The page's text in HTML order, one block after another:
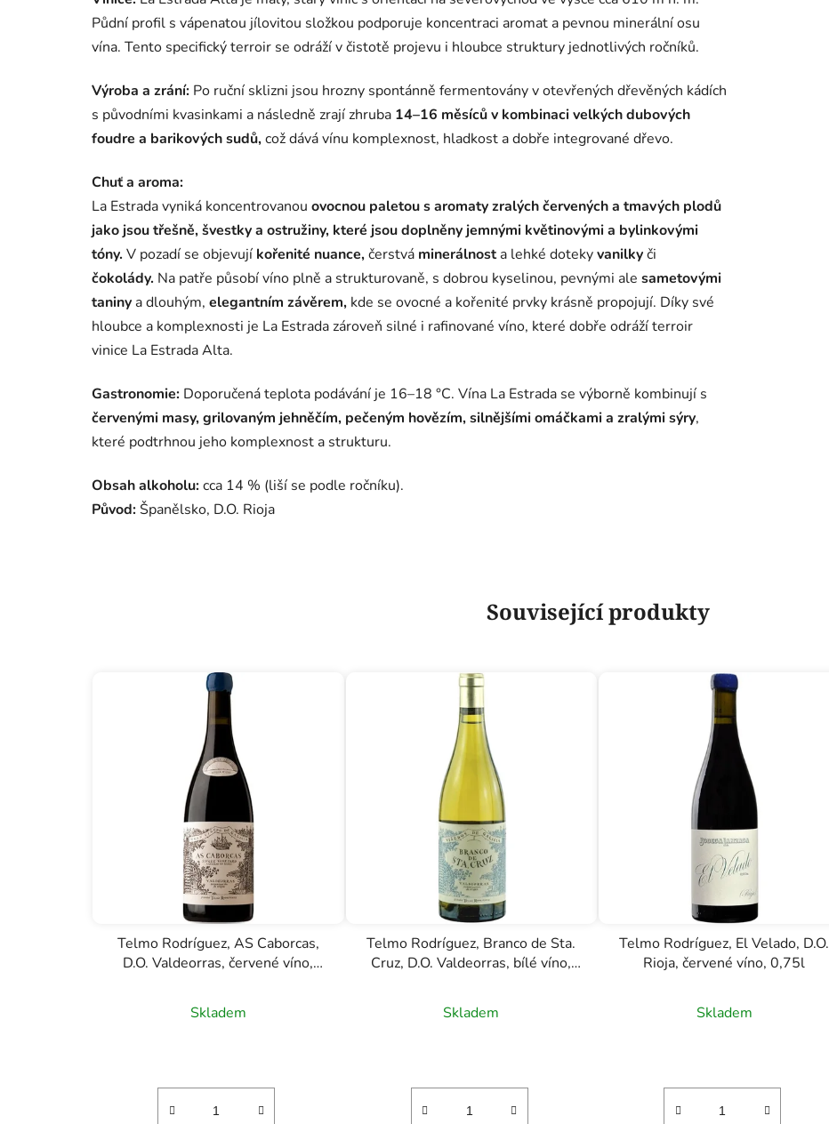
Půdní profil s vápenatou jílovitou složkou podporuje koncentraci aromat a pevnou minerální osu
vína. Tento specifický terroir se odráží v čistotě projevu i hloubce struktury jednotlivých ročníků.
Výroba a zrání: Po ruční sklizni jsou hrozny spontánně fermentovány v otevřených dřevěných kádích
s původními kvasinkami a následně zrají zhruba 14–16 měsíců v kombinaci velkých dubových
foudre a barikových sudů,což dává vínu komplexnost, hladkost a dobře integrované dřevo.
Chuť a aroma:
La Estrada vyniká koncentrovanou ovocnou paletou s aromaty zralých červených a tmavých plodů
jako jsou třešně, švestky a ostružiny, které jsou doplněny jemnými květinovými a bylinkovými
tóny. V pozadí se objevují kořenité nuance,čerstvá minerálnosta lehké dotekyvanilkyči
čokolády. Na patře působí víno plně a strukturovaně, s dobrou kyselinou, pevnými ale sametovými
taniny a dlouhým, elegantním závěrem, kde se ovocné a kořenité prvky krásně propojují. Díky své
hloubce a komplexnosti je La Estrada zároveň silné i rafinované víno, které dobře odráží terroir
vinice La Estrada Alta.
Gastronomie: Doporučená teplota podávání je 16–18 °C. Vína La Estrada se výborně kombinují s
červenými masy, grilovaným jehněčím, pečeným hovězím, silnějšími omáčkami a zralými sýry,
které podtrhnou jeho komplexnost a strukturu.
Obsah alkoholu:cca 14 % (liší se podle ročníku).
Původ:Španělsko, D.O. Rioja
Související produkty
Telmo Rodríguez, AS Caborcas,
D.O. Valdeorras, červené víno,
Skladem
Telmo Rodríguez, Branco de Sta.
Cruz, D.O. Valdeorras, bílé víno,
Skladem
Telmo Rodríguez, El Velado, D.O.
Rioja, červené víno, 0,75l
Skladem